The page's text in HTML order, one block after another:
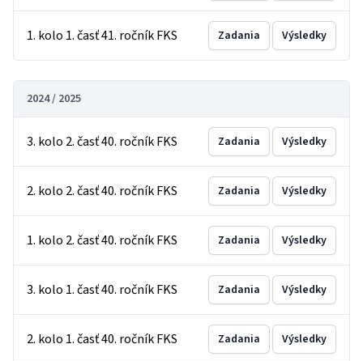
1. kolo 1. časť 41. ročník FKS Zadania Výsledky
2024 / 2025
3. kolo 2. časť 40. ročník FKS Zadania Výsledky
2. kolo 2. časť 40. ročník FKS Zadania Výsledky
1. kolo 2. časť 40. ročník FKS Zadania Výsledky
3. kolo 1. časť 40. ročník FKS Zadania Výsledky
2. kolo 1. časť 40. ročník FKS Zadania Výsledky